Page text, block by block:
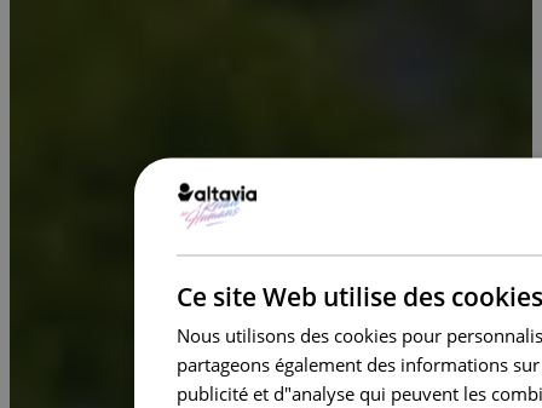
Ce site Web utilise des cookies
Nous utilisons des cookies pour
partageons également des informations
publicité et d"analyse qui peuvent les